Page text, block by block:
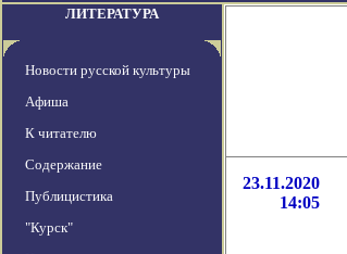
ЛИТЕРАТУРА
Новости русской культуры
Афиша
К читателю
Содержание
Публицистика
"Курск"
23.11.2020
14:05